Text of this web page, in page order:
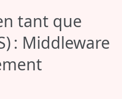
tant que
: Middleware